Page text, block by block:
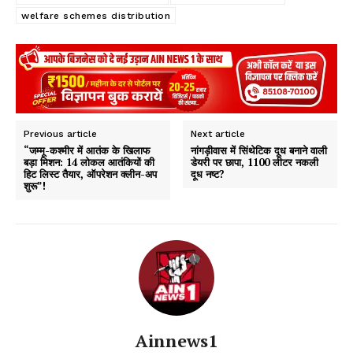
welfare schemes distribution
Previous article
“जम्मू-कश्मीर में आतंक के खिलाफ
बड़ा मिशन: 14 लोकल आतंकियों की
हिट लिस्ट तैयार, ऑपरेशन क्लीन-अप
शुरू”!
Next article
नांगड़ीवास में सिंथेटिक दूध बनाने वाली
डेयरी पर छापा, 1100 लीटर नकली
दूध नष्ट?
Ainnews1